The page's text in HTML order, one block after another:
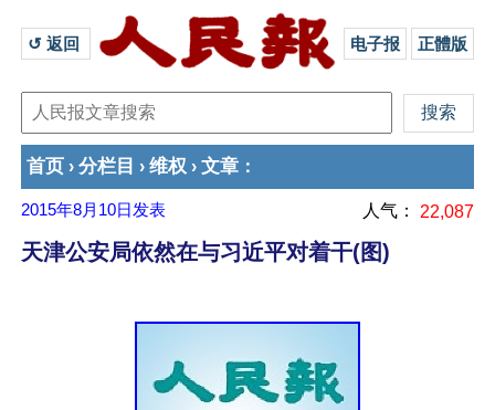
↺ 返回 电子报 正體版
首页 › 分栏目 › 维权 › 文章 ：
2015年8月10日 发表 人气： 22,087
天津公安局依然在与习近平对着干(图)